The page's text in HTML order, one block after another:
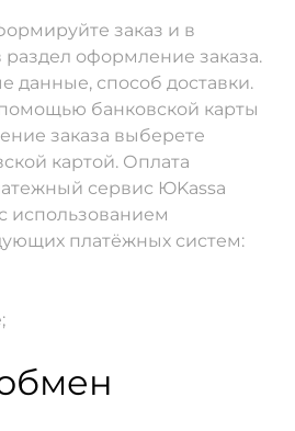
заказ и в
оформление заказа.
данные, способ доставки.
банковской карты
заказа выберете
картой. Оплата
сервис ЮKassa
платёжных систем: